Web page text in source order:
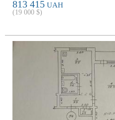
813 415 UAH
(19 000 $)